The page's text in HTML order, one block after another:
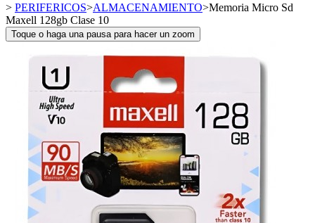
> PERIFERICOS>ALMACENAMIENTO>Memoria Micro Sd
Maxell 128gb Clase 10
Toque o haga una pausa para hacer un zoom